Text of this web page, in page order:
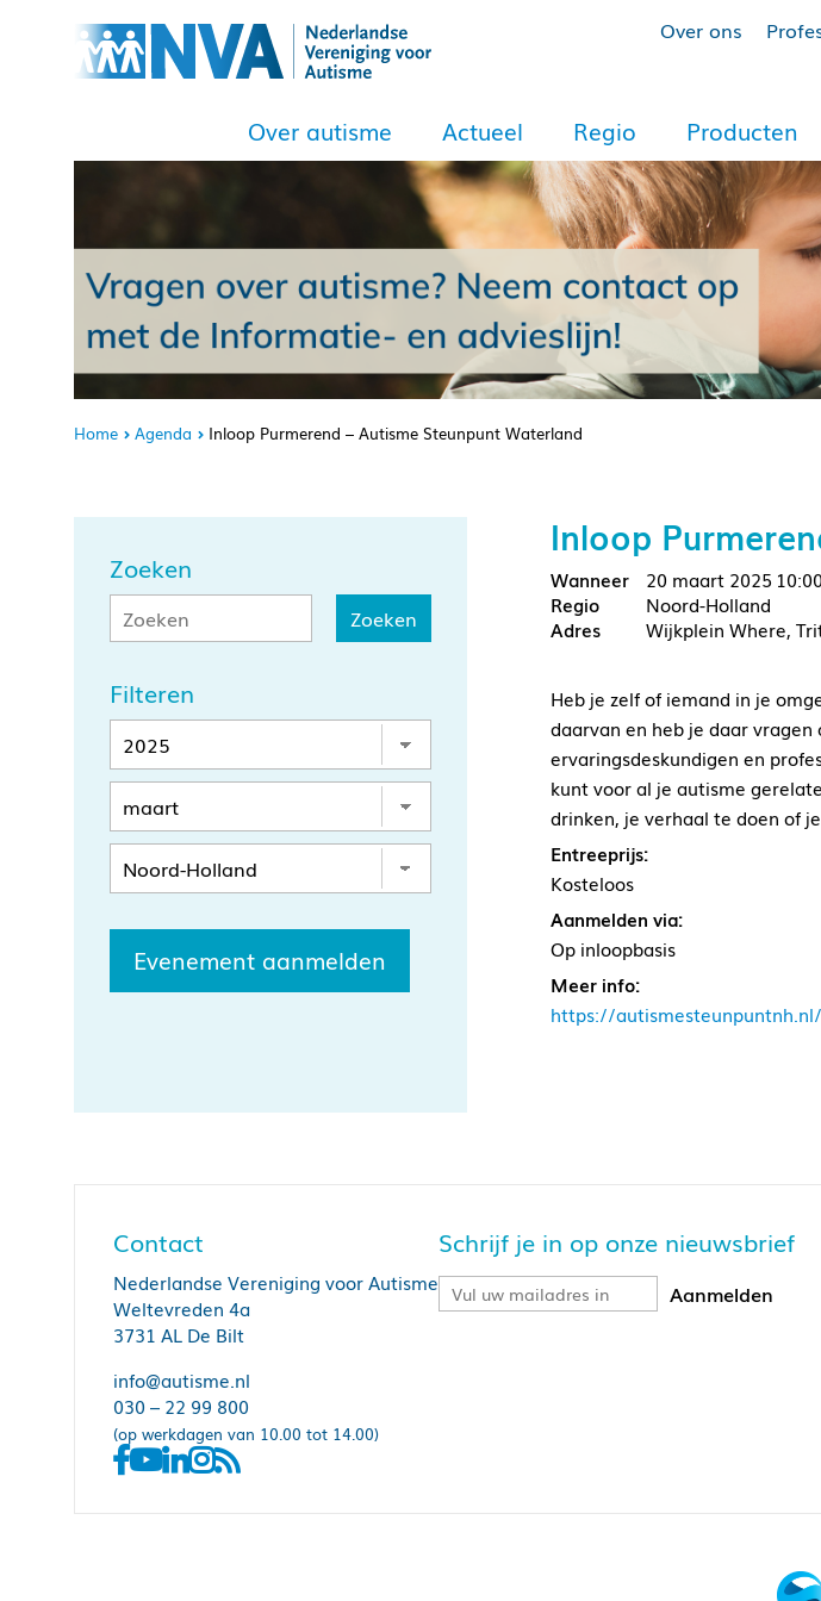
Over ons
Over autisme Actueel Regio Producten
Home Agenda Inloop Purmerend – Autisme Steunpunt Waterland
Zoeken
Filteren
Evenement aanmelden
Inloop
20 maart 2025
Noord-Holland
Wijkplein Where,
Heb je zelf of iemand in je
daarvan en heb je daar
ervaringsdeskundigen en
kunt voor al je autisme
drinken, je verhaal te doen of
Entreeprijs:
Kosteloos
Aanmelden via:
Op inloopbasis
Meer info:
https://autismesteunpuntnh.nl/
Contact
Nederlandse Vereniging voor Autisme
Weltevreden 4a
3731 AL De Bilt
info@autisme.nl
030 – 22 99 800
(op werkdagen van 10.00 tot 14.00)
Schrijf je in op onze nieuwsbrief